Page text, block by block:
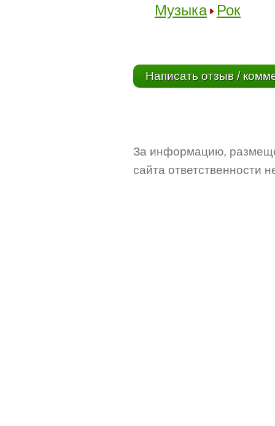
Музыка
Рок
Написать отзыв /
За информацию,
сайта ответственности